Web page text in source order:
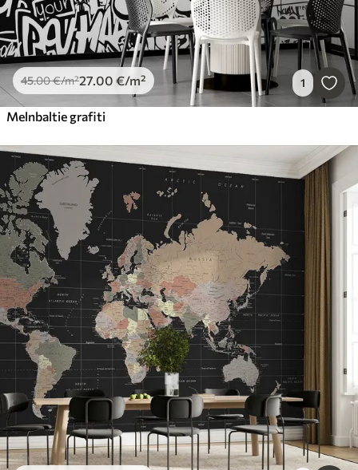
45.00€/m²27.00 €/m² 1
Melnbaltie grafiti